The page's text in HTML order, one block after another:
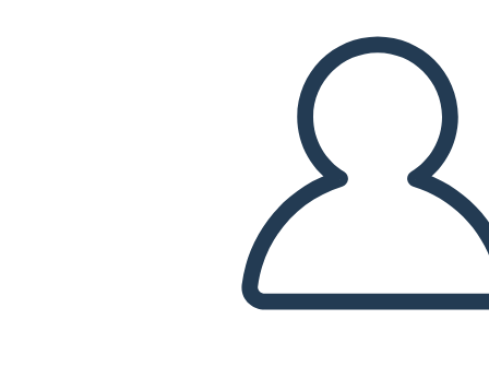
Plantilla de Infografía de
Línea de Tiempo
Copie este guión gráfico
CREAR UN GUIÓN GRÁFICO
JUEGO DE DIAPOSITIVAS